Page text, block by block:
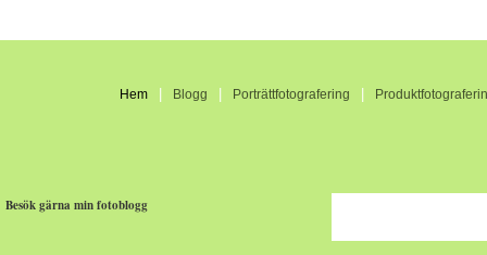
Hem Blogg Porträttfotografering
Besök gärna min fotoblogg